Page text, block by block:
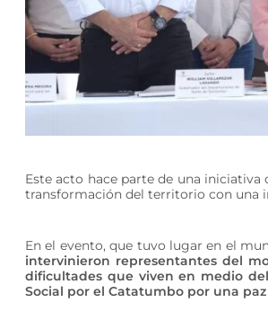
Este acto hace parte de una
transformación del territorio con una
En el evento, que tuvo lugar en el
intervinieron representantes del
dificultades que viven en medio
Social por el Catatumbo por una